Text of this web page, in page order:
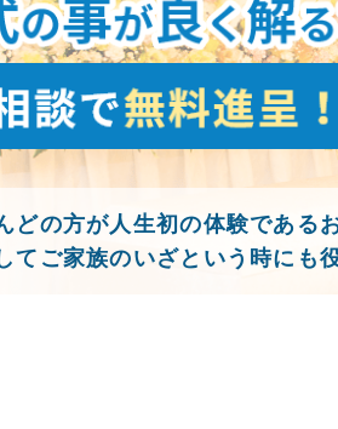
どの方が人生初の体験である
てご家族のいざという時にも